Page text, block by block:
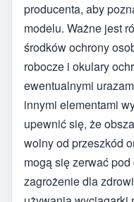
producenta, aby
modelu. Ważne jest
środków ochrony
robocze i okulary
ewentualnymi
innymi elementami
upewnić się, że
wolny od przeszkód
mogą się zerwać
zagrożenie dla